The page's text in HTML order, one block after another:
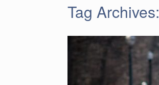
Tag Archives: